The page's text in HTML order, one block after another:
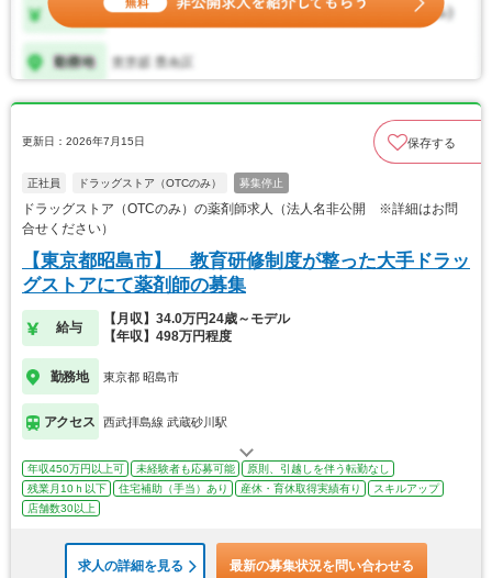
更新日：2026年7月15日 保存する
正社員 ドラッグストア（OTCのみ） 募集停止
ドラッグストア（OTCのみ）の薬剤師求人（法人名非公開 ※詳細はお問
合せください）
【東京都昭島市】 教育研修制度が整った大手ドラッ
グストアにて薬剤師の募集
給与
【月収】34.0万円24歳～モデル
【年収】498万円程度
勤務地 東京都 昭島市
アクセス 西武拝島線 武蔵砂川駅
年収450万円以上可 未経験者も応募可能
原則、引越しを伴う転勤なし
残業月10ｈ以下
住宅補助（手当）あり 産休・育休取得実績有り
スキルアップ
店舗数30以上
求人の詳細を見る 最新の募集状況を問い合わせる